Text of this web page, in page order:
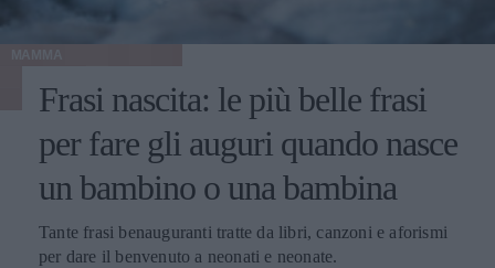
Frasi nascita: le più belle frasi
per fare gli auguri quando nasce
un bambino o una bambina
Tante frasi benauguranti tratte da libri, canzoni e aforismi
per dare il benvenuto a neonati e neonate.